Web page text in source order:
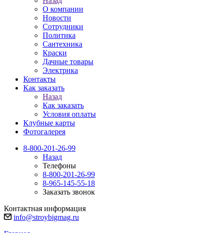
О компании
Новости
Сотрудники
Политика
Сантехника
Краски
Дачные товары
Электрика
Контакты
Как заказать
Назад
Как заказать
Условия оплаты
Клубные карты
Фотогалерея
8-800-201-26-99
Назад
Телефоны
8-800-201-26-99
8-965-145-55-18
Заказать звонок
Контактная информация
info@stroybigmag.ru